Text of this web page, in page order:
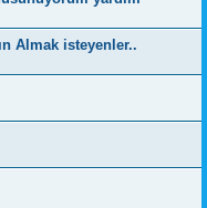
Almak isteyenler..